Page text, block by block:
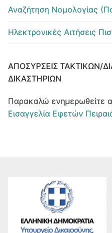
Αναζήτηση Νομολογίας
Ηλεκτρονικές Αιτήσεις
ΑΠΟΣΎΡΣΕΙΣ ΤΑΚΤΙΚΏΝ/
ΔΙΚΑΣΤΗΡΊΩΝ
Παρακαλώ ενημερωθείτε
Εισαγγελία Εφετών